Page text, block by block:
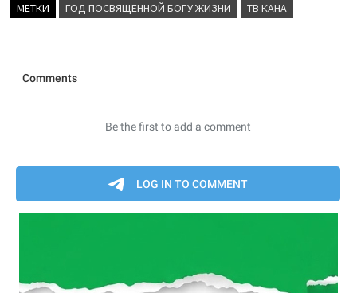
МЕТКИ ГОД ПОСВЯЩЕННОЙ БОГУ ЖИЗНИ ТВ КАНА